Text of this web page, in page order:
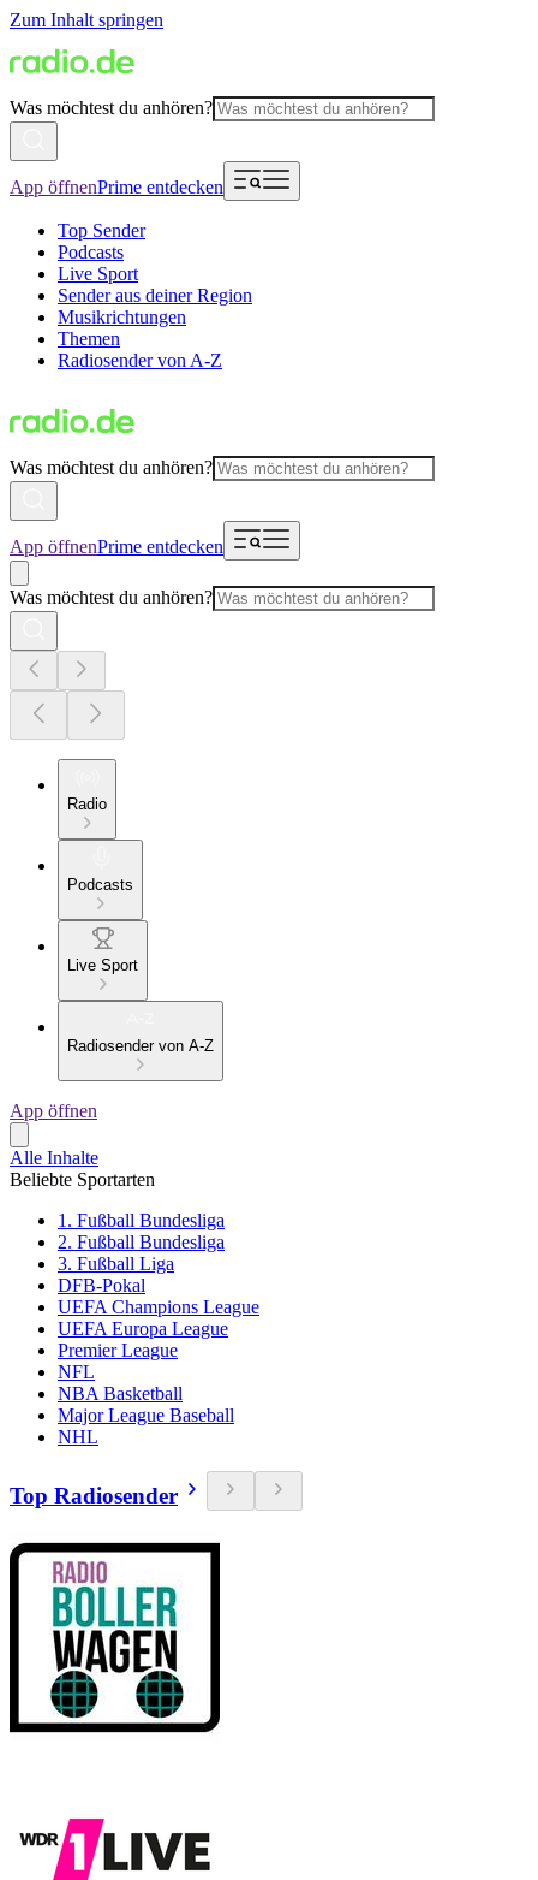
Zum Inhalt springen
Was möchtest du anhören?
App öffnenPrime entdecken
Top Sender
Podcasts
Live Sport
Sender aus deiner Region
Musikrichtungen
Themen
Radiosender von A-Z
Was möchtest du anhören?
App öffnenPrime entdecken
Was möchtest du anhören?
Radio
Podcasts
Live Sport
Radiosender von A-Z
App öffnen
Alle Inhalte
Beliebte Sportarten
1. Fußball Bundesliga
2. Fußball Bundesliga
3. Fußball Liga
DFB-Pokal
UEFA Champions League
UEFA Europa League
Premier League
NFL
NBA Basketball
Major League Baseball
NHL
Top Radiosender